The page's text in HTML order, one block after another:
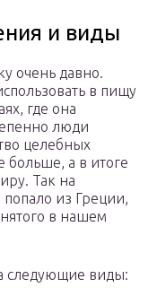
и виды
очень давно.
в пищу
где она
люди
целебных
больше, а в итоге
Так на
из Греции,
в нашем
следующие виды: